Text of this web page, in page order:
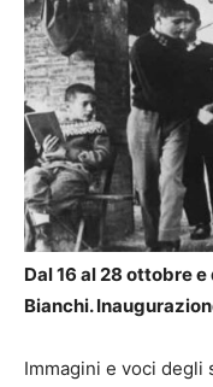
Dal 16 al 28 ottobre
Bianchi.
Immagini e voci degli